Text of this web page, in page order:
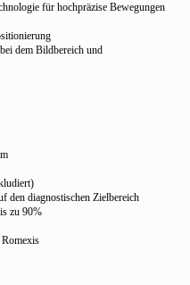
für hochpräzise Bewegungen
dem Bildbereich und
den diagnostischen Zielbereich
zu 90%